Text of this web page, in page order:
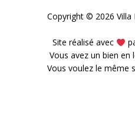
Copyright © 2026 Villa
Site réalisé avec
Vous avez un bien en
Vous voulez le même